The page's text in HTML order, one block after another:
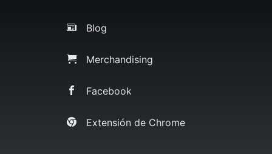
Blog
Merchandising
Facebook
Extensión de Chrome